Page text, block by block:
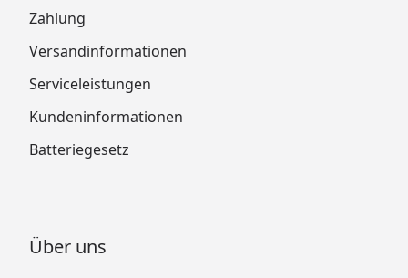
Zahlung
Versandinformationen
Serviceleistungen
Kundeninformationen
Batteriegesetz
Über uns